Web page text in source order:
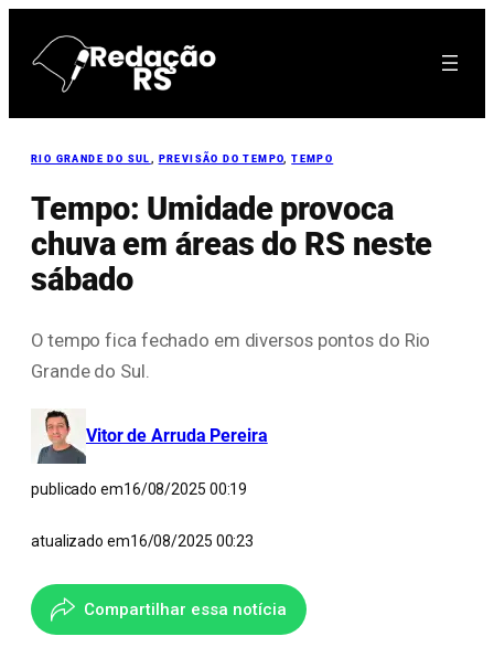
para
RIO GRANDE DO SUL , PREVISÃO DO TEMPO, TEMPO
Tempo: Umidade provoca
chuva em áreas do RS neste
sábado
O tempo fica fechado em diversos pontos do Rio
Grande do Sul.
Vitor de Arruda Pereira
publicado em16/08/2025 00:19
atualizado em16/08/2025 00:23
Compartilhar essa notícia